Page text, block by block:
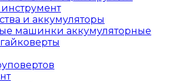
и аккумуляторы
машинки аккумуляторные